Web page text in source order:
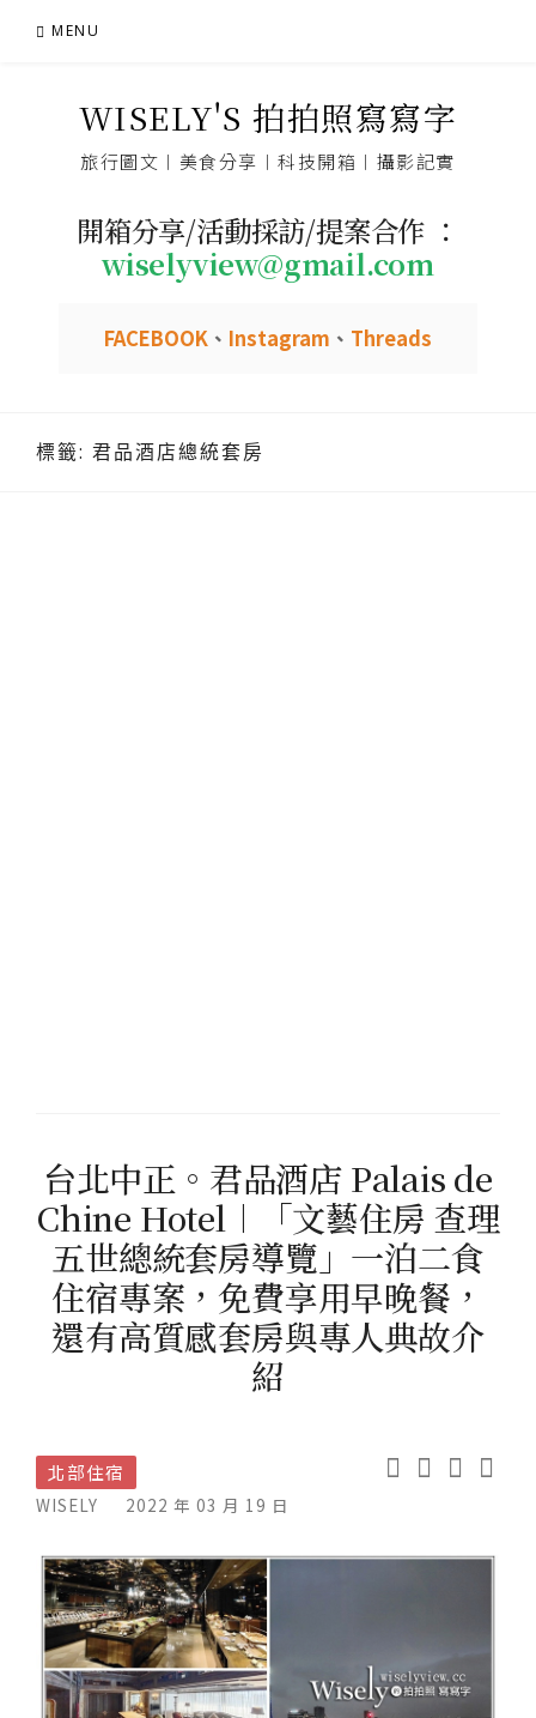
MENU
WISELY'S 拍拍照寫寫字
旅行圖文︱美食分享︱科技開箱︱攝影記實
開箱分享/活動採訪/提案合作 ：
wiselyview@gmail.com
FACEBOOK 、 Instagram 、 Threads
標籤: 君品酒店總統套房
台北中正。君品酒店 Palais de
Chine Hotel︱「文藝住房 查理
五世總統套房導覽」一泊二食
住宿專案，免費享用早晚餐，
還有高質感套房與專人典故介
紹
北部住宿
WISELY 2022 年 03 月 19 日